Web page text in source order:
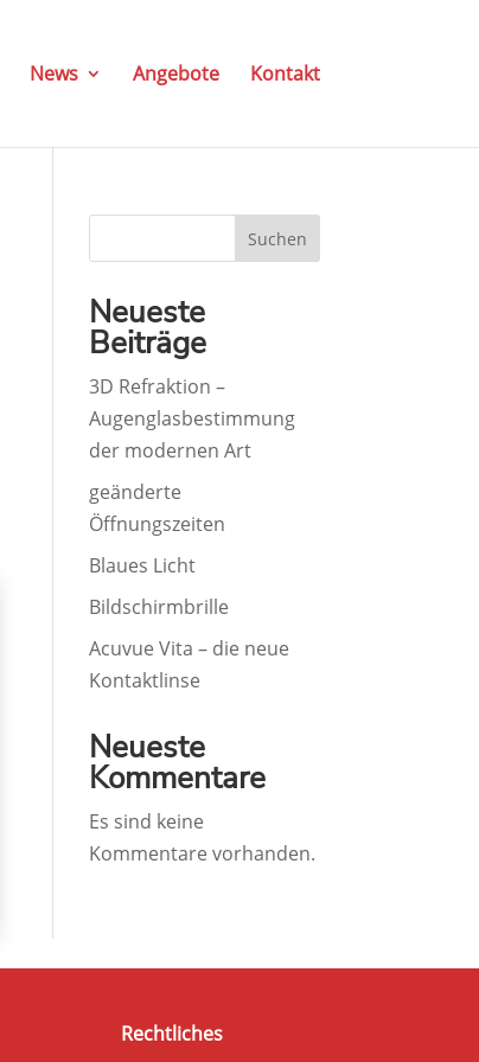
News Angebote Kontakt
Suchen
Neueste
Beiträge
3D Refraktion –
Augenglasbestimmung
der modernen Art
geänderte
Öffnungszeiten
Blaues Licht
Bildschirmbrille
Acuvue Vita – die neue
Kontaktlinse
Neueste
Kommentare
Es sind keine
Kommentare vorhanden.
Rechtliches